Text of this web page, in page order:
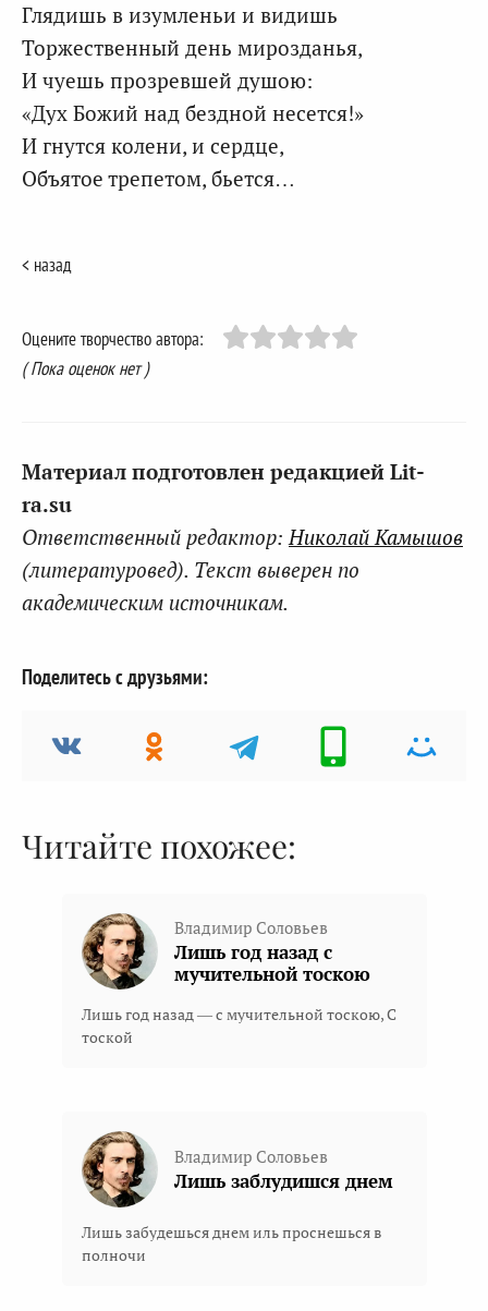
Глядишь в изумленьи и видишь
Торжественный день мирозданья,
И чуешь прозревшей душою:
«Дух Божий над бездной несется!»
И гнутся колени, и сердце,
Объятое трепетом, бьется…
< назад
Оцените творчество автора:
( Пока оценок нет )
Материал подготовлен редакцией Lit-
ra.su
Ответственный редактор: Николай Камышов
(литературовед). Текст выверен по
академическим источникам.
Поделитесь с друзьями:
Читайте похожее:
Владимир Соловьев
Лишь год назад с
мучительной тоскою
Лишь год назад — с мучительной тоскою, С
тоской
Владимир Соловьев
Лишь заблудишся днем
Лишь забудешься днем иль проснешься в
полночи